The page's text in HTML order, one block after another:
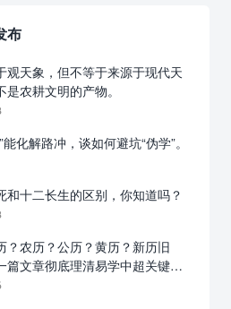
布
观天象，但不等于来源于现代天
是农耕文明的产物。
能化解路冲，谈如何避坑“伪学”。
和十二长生的区别，你知道吗？
？农历？公历？黄历？新历旧
文章彻底理清易学中超关键的